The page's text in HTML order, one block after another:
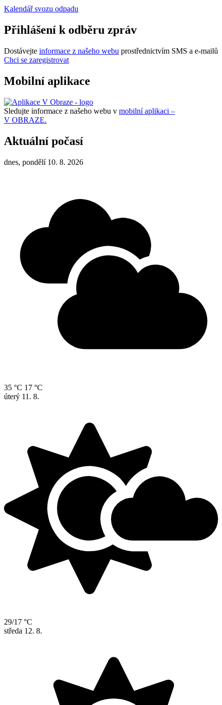
Kalendář svozu odpadu
Přihlášení k odběru zpráv
Dostávejte informace z našeho webu prostřednictvím SMS a e-mailů
Chci se zaregistrovat
Mobilní aplikace
Sledujte informace z našeho webu v mobilní aplikaci –
V OBRAZE.
Aktuální počasí
dnes, pondělí 10. 8. 2026
35 °C 17 °C
úterý 11. 8.
29/17 °C
středa 12. 8.